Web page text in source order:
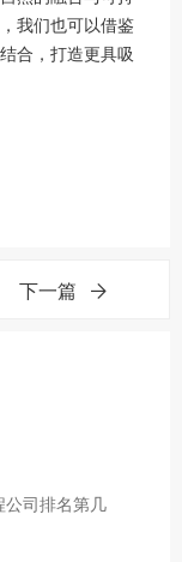
我们也可以借鉴
合，打造更具吸
下一篇
司排名第几